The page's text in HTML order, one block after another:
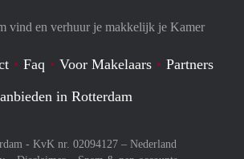
vind en verhuur je makkelijk je Kamer
Faq Voor Makelaars
Partners
in Rotterdam
- KvK nr. 02094127 – Nederland